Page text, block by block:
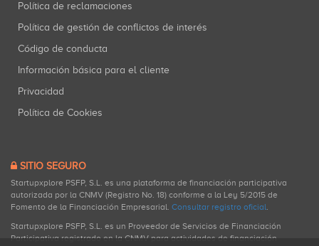
Política de reclamaciones
Política de gestión de conflictos de interés
Código de conducta
Información básica para el cliente
Privacidad
Política de Cookies
SITIO SEGURO
Startupxplore PSFP, S.L. es una plataforma de financiación participativa
autorizada por la CNMV (Registro No. 18) conforme a la Ley 5/2015 de
Fomento de la Financiación Empresarial. Consultar registro oficial.
Startupxplore PSFP, S.L. es un Proveedor de Servicios de Financiación
Participativa registrado en la CNMV para actividades de financiación